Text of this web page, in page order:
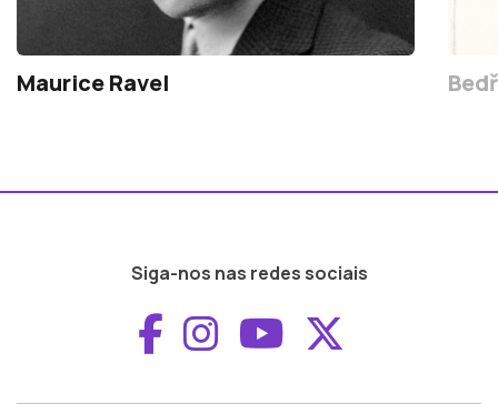
Maurice Ravel
Siga-nos nas redes sociais
Aceder ao
Aceder ao
Aceder ao